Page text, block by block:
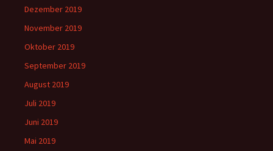
Dezember 2019
November 2019
Oktober 2019
September 2019
August 2019
Juli 2019
Juni 2019
Mai 2019